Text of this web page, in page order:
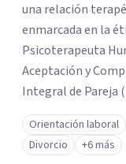
una relación
enmarcada en la
Psicoterapeuta
Aceptación y
Integral de Pareja
Therapy).
Formación en
en Análisis de la
Orientación laboral
Divorcio
+6 más